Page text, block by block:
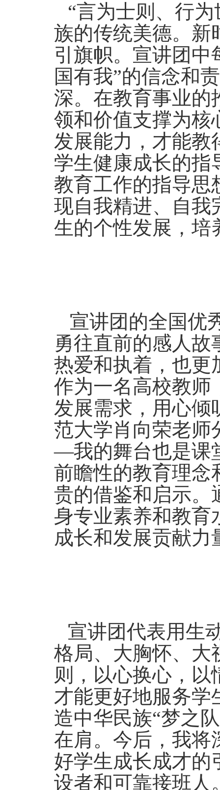
“言为士则、行
族的传统美德。新
引旗帜。宣讲团中
国有我”的信念和
深。在教育事业的
领和价值支撑为核
发展能力，才能教
学生健康成长的指
教育工作的指导思
现自我精进、自我
生的个性发展，培
宣讲团的全国优
勇往直前的感人
热爱和执着，也更
作为一名高校教师
发展需求，用心倾
范大学肖向荣老师
—我的舞台也是课
前瞻性的教育理念
贵的借鉴和启示。
身专业素养和教育
成长和发展贡献力
宣讲团代表用生
格局、大胸怀、大
则，以心换心，
才能更好地服务学
造中华民族“梦之
在肩。今后，我将
好学生成长成才的
设者和可靠接班人